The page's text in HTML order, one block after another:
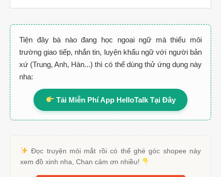
Tiện đây bà nào đang học ngoại ngữ mà thiếu môi
trường giao tiếp, nhắn tin, luyện khẩu ngữ với người bản
xứ (Trung, Anh, Hàn...) thì có thể dùng thử ứng dụng này
nha:
Tải Miễn Phí App HelloTalk Tại Đây
Đọc truyện mỏi mắt rồi có thể ghé góc shopee này
xem đồ xinh nha, Chan cảm ơn nhiều!